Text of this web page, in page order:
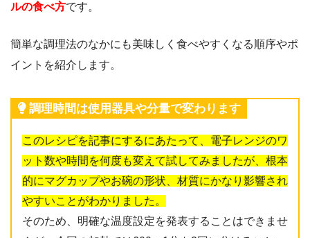
ルの食べ方です。
簡単な調理法のなかにも美味しく食べやすくなる順序やポ
イントを紹介します。
調理時間は使用器具や分量で変わります
このレシピを記事にするにあたって、電子レンジのワ
ット数や時間を何度も変えて試してみましたが、根本
的にマグカップやお碗の形状、材質にかなり影響され
やすいことがわかりました。
そのため、明確な温度設定を発表することはできませ